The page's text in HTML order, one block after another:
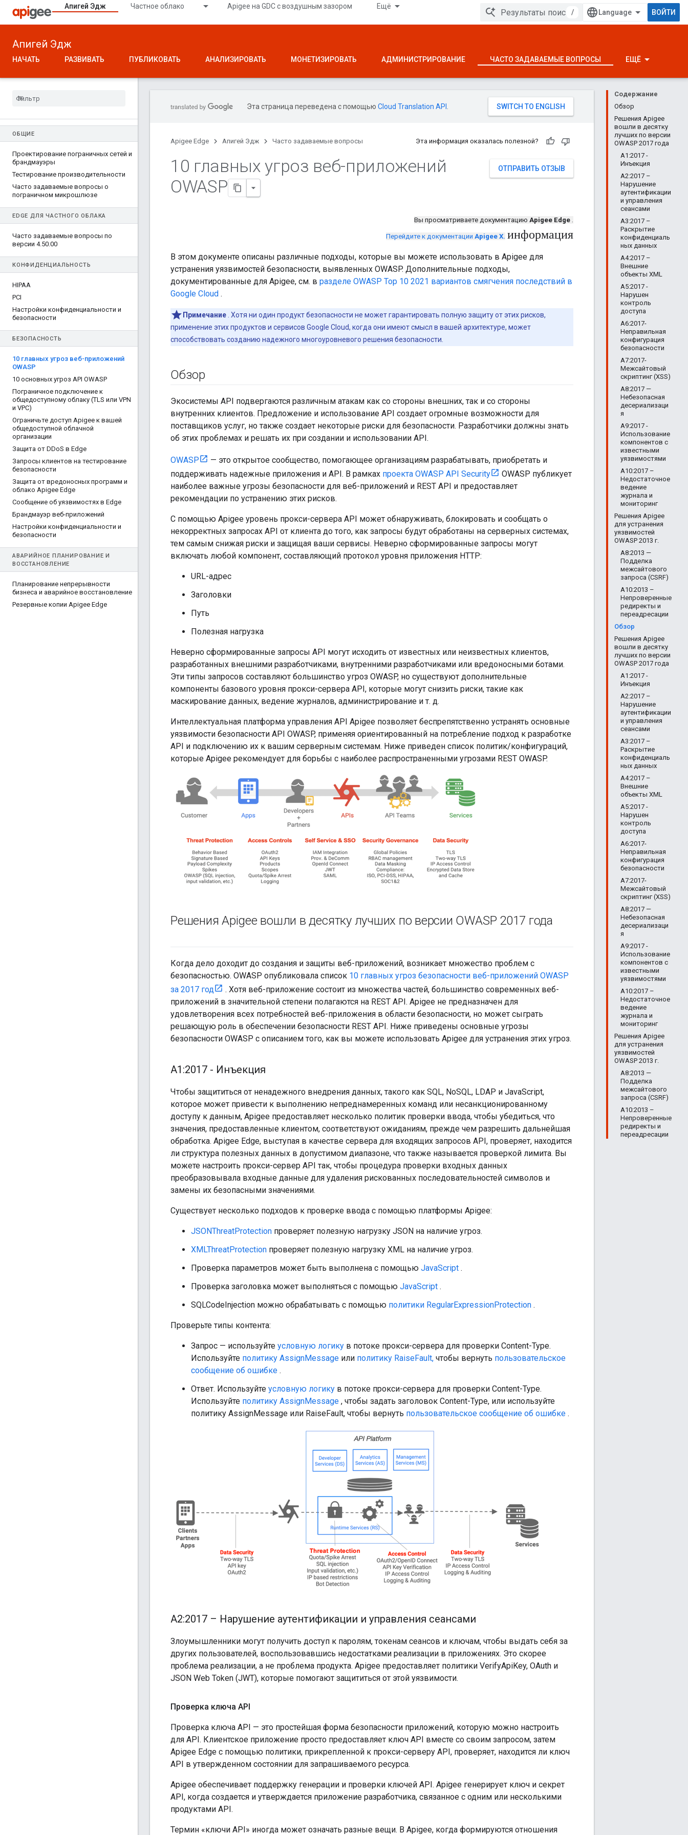
Апигей Эдж Частное облако Apigee на GDC с воздушным зазором Ещё
/ ВОЙТИ
Апигей Эдж
НАЧАТЬ РАЗВИВАТЬ ПУБЛИКОВАТЬ АНАЛИЗИРОВАТЬ МОНЕТИЗИРОВАТЬ АДМИНИСТРИРОВАНИЕ ЧАСТО ЗАДАВАЕМЫЕ ВОПРОСЫ ЕЩЁ
ОБЩИЕ
Проектирование пограничных сетей и
брандмауэры
Тестирование производительности
Часто задаваемые вопросы о
пограничном микрошлюзе
EDGE ДЛЯ ЧАСТНОГО ОБЛАКА
Часто задаваемые вопросы по
версии 4.50.00
КОНФИДЕНЦИАЛЬНОСТЬ
HIPAA
PCI
Настройки конфиденциальности и
безопасности
БЕЗОПАСНОСТЬ
10 главных угроз веб-приложений
OWASP
10 основных угроз API OWASP
Пограничное подключение к
общедоступному облаку (TLS или VPN
и VPC)
Ограничьте доступ Apigee к вашей
общедоступной облачной
организации
Защита от DDoS в Edge
Запросы клиентов на тестирование
безопасности
Защита от вредоносных программ и
облако Apigee Edge
Сообщение об уязвимостях в Edge
Брандмауэр веб-приложений
Настройки конфиденциальности и
безопасности
АВАРИЙНОЕ ПЛАНИРОВАНИЕ И
ВОССТАНОВЛЕНИЕ
Планирование непрерывности
бизнеса и аварийное восстановление
Резервные копии Apigee Edge
Содержание
Обзор
Решения Apigee
вошли в десятку
лучших по версии
OWASP 2017 года
А1:2017 -
Инъекция
A2:2017 –
Нарушение
аутентификации
и управления
сеансами
A3:2017 –
Раскрытие
конфиденциаль
ных данных
A4:2017 –
Внешние
объекты XML
A5:2017 -
Нарушен
контроль
доступа
A6:2017-
Неправильная
конфигурация
безопасности
A7:2017-
Межсайтовый
скриптинг (XSS)
A8:2017 —
Небезопасная
десериализаци
я
A9:2017 -
Использование
компонентов с
известными
уязвимостями
A10:2017 –
Недостаточное
ведение
журнала и
мониторинг
Решения Apigee
для устранения
уязвимостей
OWASP 2013 г.
A8:2013 —
Подделка
межсайтового
запроса (CSRF)
A10:2013 –
Непроверенные
редиректы и
переадресации
Обзор
Решения Apigee
вошли в десятку
лучших по версии
OWASP 2017 года
А1:2017 -
Инъекция
A2:2017 –
Нарушение
аутентификации
и управления
сеансами
A3:2017 –
Раскрытие
конфиденциаль
ных данных
A4:2017 –
Внешние
объекты XML
A5:2017 -
Нарушен
контроль
доступа
A6:2017-
Неправильная
конфигурация
безопасности
A7:2017-
Межсайтовый
скриптинг (XSS)
A8:2017 —
Небезопасная
десериализаци
я
A9:2017 -
Использование
компонентов с
известными
уязвимостями
A10:2017 –
Недостаточное
ведение
журнала и
мониторинг
Решения Apigee
для устранения
уязвимостей
OWASP 2013 г.
A8:2013 —
Подделка
межсайтового
запроса (CSRF)
A10:2013 –
Непроверенные
редиректы и
переадресации
Эта страница переведена с помощью Cloud Translation API
Apigee Edge Апигей Эдж Часто задаваемые вопросы Эта информация оказалась полезной?
ОТПРАВИТЬ ОТЗЫВ
10 главных угроз веб-приложений
OWASP
Вы просматриваете документацию Apigee Edge .
Перейдите к документации Apigee X. информация
В этом документе описаны различные подходы, которые вы можете использовать в Apigee для
устранения уязвимостей безопасности, выявленных OWASP. Дополнительные подходы,
документированные для Apigee, см. в разделе OWASP Top 10 2021 вариантов смягчения последствий в
Google Cloud .
Примечание . Хотя ни один продукт безопасности не может гарантировать полную защиту от этих рисков,
применение этих продуктов и сервисов Google Cloud, когда они имеют смысл в вашей архитектуре, может
способствовать созданию надежного многоуровневого решения безопасности.
Обзор
Экосистемы API подвергаются различным атакам как со стороны внешних, так и со стороны
внутренних клиентов. Предложение и использование API создает огромные возможности для
поставщиков услуг, но также создает некоторые риски для безопасности. Разработчики должны знать
об этих проблемах и решать их при создании и использовании API.
OWASP
— это открытое сообщество, помогающее организациям разрабатывать, приобретать и
поддерживать надежные приложения и API. В рамках проекта OWASP API Security
OWASP публикует
наиболее важные угрозы безопасности для веб-приложений и REST API и предоставляет
рекомендации по устранению этих рисков.
С помощью Apigee уровень прокси-сервера API может обнаруживать, блокировать и сообщать о
некорректных запросах API от клиента до того, как запросы будут обработаны на серверных системах,
тем самым снижая риски и защищая ваши сервисы. Неверно сформированные запросы могут
включать любой компонент, составляющий протокол уровня приложения HTTP:
URL-адрес
Заголовки
Путь
Полезная нагрузка
Неверно сформированные запросы API могут исходить от известных или неизвестных клиентов,
разработанных внешними разработчиками, внутренними разработчиками или вредоносными ботами.
Эти типы запросов составляют большинство угроз OWASP, но существуют дополнительные
компоненты базового уровня прокси-сервера API, которые могут снизить риски, такие как
маскирование данных, ведение журналов, администрирование и т. д.
Интеллектуальная платформа управления API Apigee позволяет беспрепятственно устранять основные
уязвимости безопасности API OWASP, применяя ориентированный на потребление подход к разработке
API и подключению их к вашим серверным системам. Ниже приведен список политик/конфигураций,
которые Apigee рекомендует для борьбы с наиболее распространенными угрозами REST OWASP.
Решения Apigee вошли в десятку лучших по версии OWASP 2017 года
Когда дело доходит до создания и защиты веб-приложений, возникает множество проблем с
безопасностью. OWASP опубликовала список 10 главных угроз безопасности веб-приложений OWASP
за 2017 год
. Хотя веб-приложение состоит из множества частей, большинство современных веб-
приложений в значительной степени полагаются на REST API. Apigee не предназначен для
удовлетворения всех потребностей веб-приложения в области безопасности, но может сыграть
решающую роль в обеспечении безопасности REST API. Ниже приведены основные угрозы
безопасности OWASP с описанием того, как вы можете использовать Apigee для устранения этих угроз.
А1:2017 - Инъекция
Чтобы защититься от ненадежного внедрения данных, такого как SQL, NoSQL, LDAP и JavaScript,
которое может привести к выполнению непреднамеренных команд или несанкционированному
доступу к данным, Apigee предоставляет несколько политик проверки ввода, чтобы убедиться, что
значения, предоставленные клиентом, соответствуют ожиданиям, прежде чем разрешить дальнейшая
обработка. Apigee Edge, выступая в качестве сервера для входящих запросов API, проверяет, находится
ли структура полезных данных в допустимом диапазоне, что также называется проверкой лимита. Вы
можете настроить прокси-сервер API так, чтобы процедура проверки входных данных
преобразовывала входные данные для удаления рискованных последовательностей символов и
замены их безопасными значениями.
Существует несколько подходов к проверке ввода с помощью платформы Apigee:
JSONThreatProtection проверяет полезную нагрузку JSON на наличие угроз.
XMLThreatProtection проверяет полезную нагрузку XML на наличие угроз.
Проверка параметров может быть выполнена с помощью JavaScript .
Проверка заголовка может выполняться с помощью JavaScript .
SQLCodeInjection можно обрабатывать с помощью политики RegularExpressionProtection .
Проверьте типы контента:
Запрос — используйте условную логику в потоке прокси-сервера для проверки Content-Type.
Используйте политику AssignMessage или политику RaiseFault, чтобы вернуть пользовательское
сообщение об ошибке .
Ответ. Используйте условную логику в потоке прокси-сервера для проверки Content-Type.
Используйте политику AssignMessage , чтобы задать заголовок Content-Type, или используйте
политику AssignMessage или RaiseFault, чтобы вернуть пользовательское сообщение об ошибке .
A2:2017 – Нарушение аутентификации и управления сеансами
Злоумышленники могут получить доступ к паролям, токенам сеансов и ключам, чтобы выдать себя за
других пользователей, воспользовавшись недостатками реализации в приложениях. Это скорее
проблема реализации, а не проблема продукта. Apigee предоставляет политики VerifyApiKey, OAuth и
JSON Web Token (JWT), которые помогают защититься от этой уязвимости.
Проверка ключа API
Проверка ключа API — это простейшая форма безопасности приложений, которую можно настроить
для API. Клиентское приложение просто предоставляет ключ API вместе со своим запросом, затем
Apigee Edge с помощью политики, прикрепленной к прокси-серверу API, проверяет, находится ли ключ
API в утвержденном состоянии для запрашиваемого ресурса.
Apigee обеспечивает поддержку генерации и проверки ключей API. Apigee генерирует ключ и секрет
API, когда создается и утверждается приложение разработчика, связанное с одним или несколькими
продуктами API.
Термин «ключи API» иногда может означать разные вещи. В Apigee, когда формируются отношения